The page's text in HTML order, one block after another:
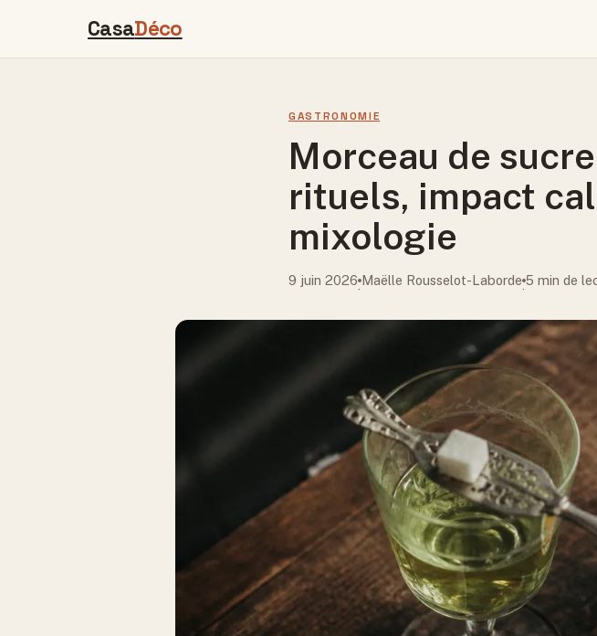
CasaDéco
GASTRONOMIE
Morceau de
rituels, impact
mixologie
9 juin 2026
·
Maëlle Rousselot-Laborde
·
5 min de